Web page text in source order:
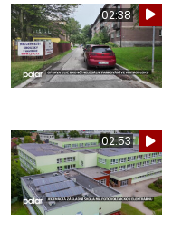
02:38
02:53